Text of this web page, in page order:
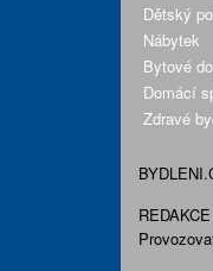
Dětský
Nábytek
Bytové
Domácí
Zdravé